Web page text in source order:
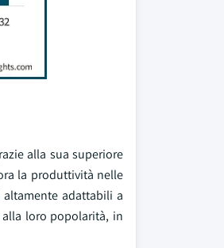
alla sua superiore
la produttività nelle
adattabili a
loro popolarità, in